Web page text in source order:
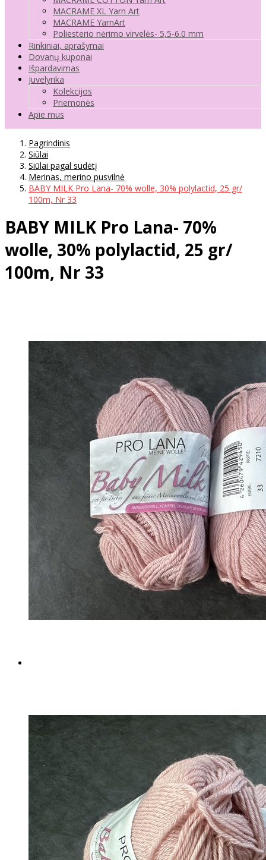
MACRAME XL Yarn Art
MACRAME YarnArt
Poliesterio nėrimo virvelės- 5,5-6.0 mm
Rinkiniai, aprašymai
Dovanų kuponai
Išpardavimas
Juvelyrika
Kolekcijos
Priemonės
Apie mus
Pagrindinis
Siūlai
Siūlai pagal sudėtį
Merinas, merino pusvilnė
BABY MILK Pro Lana- 70% wolle, 30% polylactid, 25 gr/
100m, Nr 33
BABY MILK Pro Lana- 70%
wolle, 30% polylactid, 25 gr/
100m, Nr 33